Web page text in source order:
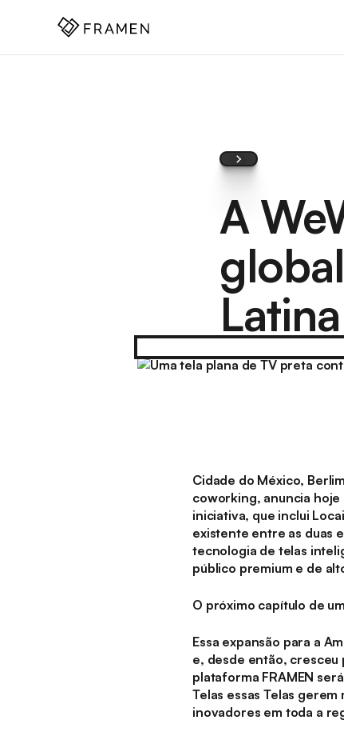
A
Latina
Cidade do México,
coworking, anuncia hoje
iniciativa, que inclui
existente entre as duas
tecnologia de telas
público premium e de
O próximo capítulo de
Essa expansão para a
e, desde então, cresceu
plataforma FRAMEN
Telas essas Telas
inovadores em toda a